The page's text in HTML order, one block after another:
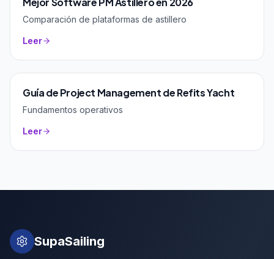
Comparación de plataformas de astillero
Leer
Guía de Project Management de Refits Yacht
Fundamentos operativos
Leer
SupaSailing